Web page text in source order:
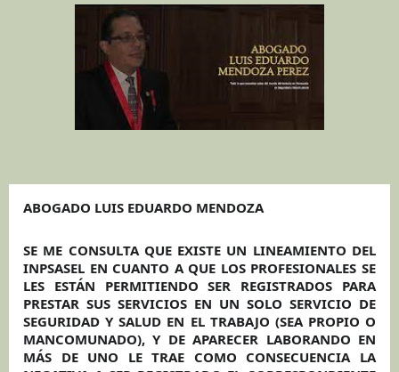
ABOGADO LUIS EDUARDO MENDOZA
SE ME CONSULTA QUE EXISTE UN LINEAMIENTO DEL
INPSASEL EN CUANTO A QUE LOS PROFESIONALES SE
LES ESTÁN PERMITIENDO SER REGISTRADOS PARA
PRESTAR SUS SERVICIOS EN UN SOLO SERVICIO DE
SEGURIDAD Y SALUD EN EL TRABAJO (SEA PROPIO O
MANCOMUNADO), Y DE APARECER LABORANDO EN
MÁS DE UNO LE TRAE COMO CONSECUENCIA LA